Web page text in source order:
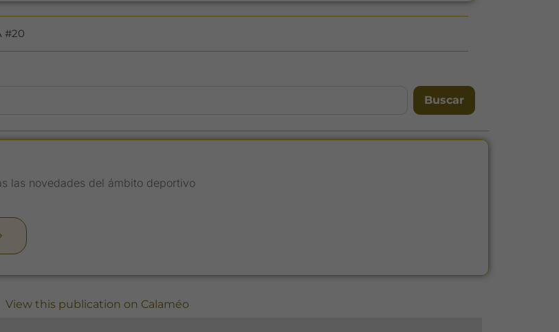
#20
Buscar
las novedades del ámbito deportivo
View this publication on Calaméo